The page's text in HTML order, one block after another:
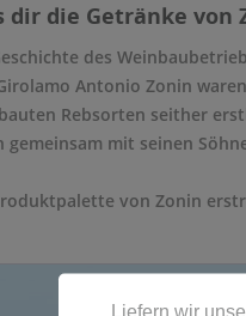
dir die Getränke von
des
Antonio Zonin
Rebsorten seither
gemeinsam mit seinen
von Zonin